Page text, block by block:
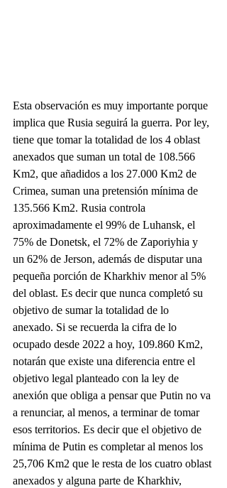
Esta observación es muy importante porque
implica que Rusia seguirá la guerra. Por ley,
tiene que tomar la totalidad de los 4 oblast
anexados que suman un total de 108.566
Km2, que añadidos a los 27.000 Km2 de
Crimea, suman una pretensión mínima de
135.566 Km2. Rusia controla
aproximadamente el 99% de Luhansk, el
75% de Donetsk, el 72% de Zaporiyhia y
un 62% de Jerson, además de disputar una
pequeña porción de Kharkhiv menor al 5%
del oblast. Es decir que nunca completó su
objetivo de sumar la totalidad de lo
anexado. Si se recuerda la cifra de lo
ocupado desde 2022 a hoy, 109.860 Km2,
notarán que existe una diferencia entre el
objetivo legal planteado con la ley de
anexión que obliga a pensar que Putin no va
a renunciar, al menos, a terminar de tomar
esos territorios. Es decir que el objetivo de
mínima de Putin es completar al menos los
25,706 Km2 que le resta de los cuatro oblast
anexados y alguna parte de Kharkhiv,